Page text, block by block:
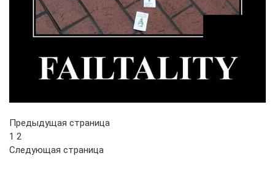
Предыдущая страница
1 2
Следующая страница